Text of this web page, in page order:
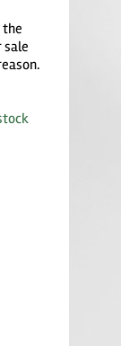
the
sale